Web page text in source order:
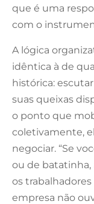
que é uma
com o
A lógica
idêntica à de
histórica:
suas queixas
o ponto que
coletivamente,
negociar. “Se
ou de
os
empresa não